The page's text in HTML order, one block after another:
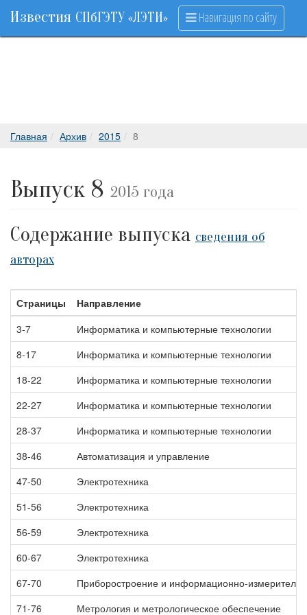
Известия СПбГЭТУ «ЛЭТИ» Навигация по сайту
Главная Архив 2015 8
Выпуск 8 2015 года
Содержание выпуска сведения об
авторах
Страницы
Направление
3-7
Информатика и компьютерные технологии
8-17
Информатика и компьютерные технологии
18-22
Информатика и компьютерные технологии
22-27
Информатика и компьютерные технологии
28-37
Информатика и компьютерные технологии
38-46
Автоматизация и управление
47-50
Электротехника
51-56
Электротехника
56-59
Электротехника
60-67
Электротехника
67-70
Приборостроение и информационно-
71-76
Метрология и метрологическое обеспечение